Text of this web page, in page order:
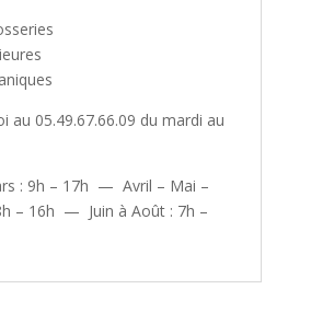
au 05.49.67.66.09 du mardi au
: 9h – 17h — Avril – Mai –
– 16h — Juin à Août : 7h –